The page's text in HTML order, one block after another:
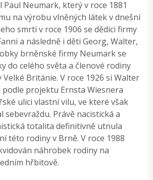
Neumark, který v roce 1881
na výrobu vlněných látek v dnešní
smrti v roce 1906 se dědici firmy
a následně i děti Georg, Walter,
brněnské firmy Neumark se
do celého světa a členové rodiny
Británie. V roce 1926 si Walter
projektu Ernsta Wiesnera
ulici vlastní vilu, ve které však
sebevraždu. Právě nacistická a
totalita definitivně utnula
této rodiny v Brně. V roce 1988
náhrobek rodiny na
hřbitově.